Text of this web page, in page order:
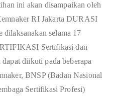
ini akan disampaikan oleh
RI Jakarta DURASI
dilaksanakan selama 17
Sertifikasi dan
diikuti pada beberapa
BNSP (Badan Nasional
Sertifikasi Profesi)